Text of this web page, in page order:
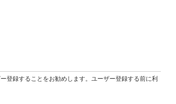
登録することをお勧めします。ユーザー登録する前に利